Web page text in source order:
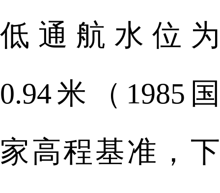
低通航水位为
0.94米（1985国
家高程基准，下